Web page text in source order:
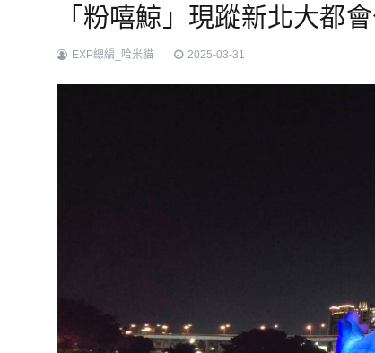
「粉嘻鯨」現蹤新北大都
EXP總編_哈米貓 2025-03-31